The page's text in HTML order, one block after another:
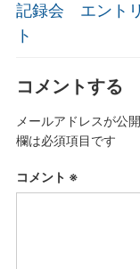
記録会 エント
ト
コメントする
メールアドレスが公
欄は必須項目です
コメント ※